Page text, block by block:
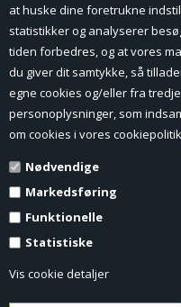
at huske dine foretrukne
statistikker og analyserer
tiden forbedres, og at vores
du giver dit samtykke, så
egne cookies og/eller fra
personoplysninger, som
om cookies i vores cookiepolitik
Nødvendige
Markedsføring
Funktionelle
Statistiske
Vis cookie detaljer
Min Konto
Nyheder
Vilkår og betingelser
Profil
Erhverv log ind (B2B)
Kontakt
Favorit